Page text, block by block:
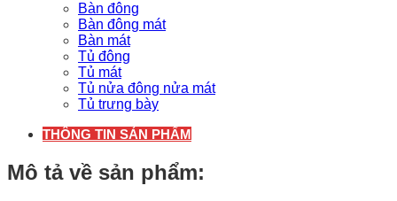
Bàn đông
Bàn đông mát
Bàn mát
Tủ đông
Tủ mát
Tủ nửa đông nửa mát
Tủ trưng bày
THÔNG TIN SẢN PHẨM
Mô tả về sản phẩm: